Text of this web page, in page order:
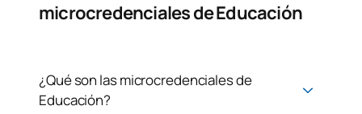
microcredenciales de Educación
¿Qué son las microcredenciales de
Educación?